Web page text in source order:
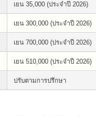
เยน 35,000 (ประจำปี 2026)
เยน 300,000 (ประจำปี 2026)
เยน 700,000 (ประจำปี 2026)
เยน 510,000 (ประจำปี 2026)
ปรับตามการปรึกษา